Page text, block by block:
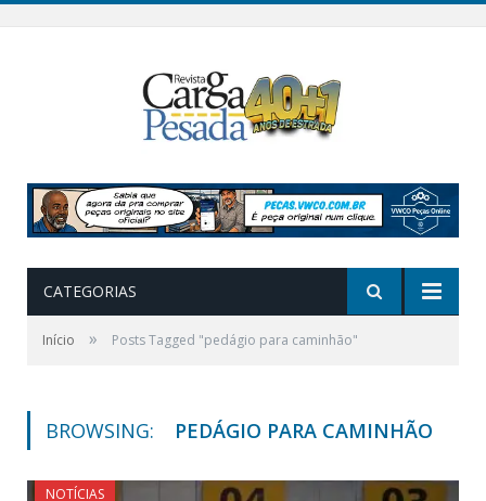
CATEGORIAS
Início » Posts Tagged "pedágio para caminhão"
BROWSING: PEDÁGIO PARA CAMINHÃO
NOTÍCIAS